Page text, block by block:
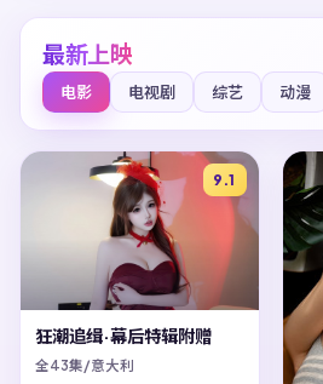
最新上映
电影 电视剧 综艺 动漫
9.1
狂潮追缉·幕后特辑附赠
全43集/意大利